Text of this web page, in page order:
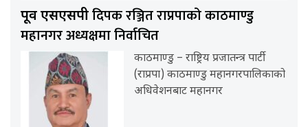
पूर्व एसएसपीदिपक रञ्जित राप्रपाको काठमाण्डु
महानगर अध्यक्षमा निर्वाचित
काठमाण्डु – राष्ट्रिय प्रजातन्त्र पार्टी
(राप्रपा) काठमाण्डु महानगरपालिकाको
अधिवेशनबाट महानगर